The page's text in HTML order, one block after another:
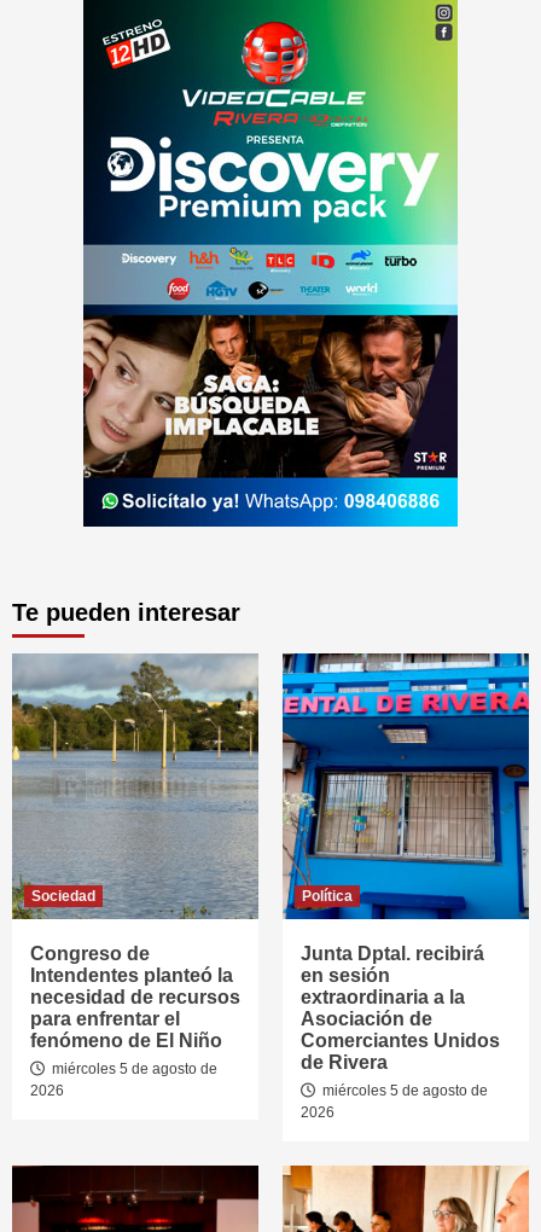
Te pueden interesar
Sociedad
Congreso de
Intendentes planteó la
necesidad de recursos
para enfrentar el
fenómeno de El Niño
miércoles 5 de agosto de
2026
Política
Junta Dptal. recibirá
en sesión
extraordinaria a la
Asociación de
Comerciantes Unidos
de Rivera
miércoles 5 de agosto de
2026